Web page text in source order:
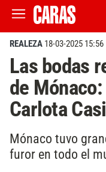
REALEZA 18-03-2025 15:56
Las bodas
de
Carlota
Mónaco tuvo
furor en todo el